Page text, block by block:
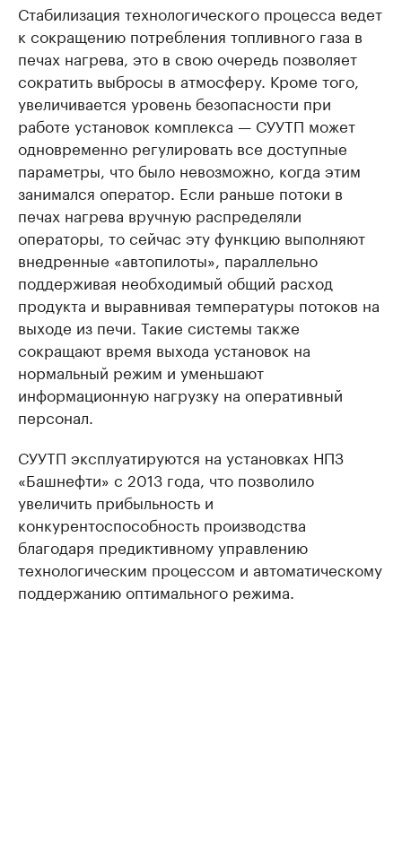
Стабилизация технологического процесса ведет
к сокращению потребления топливного газа в
печах нагрева, это в свою очередь позволяет
сократить выбросы в атмосферу. Кроме того,
увеличивается уровень безопасности при
работе установок комплекса — СУУТП может
одновременно регулировать все доступные
параметры, что было невозможно, когда этим
занимался оператор. Если раньше потоки в
печах нагрева вручную распределяли
операторы, то сейчас эту функцию выполняют
внедренные «автопилоты», параллельно
поддерживая необходимый общий расход
продукта и выравнивая температуры потоков на
выходе из печи. Такие системы также
сокращают время выхода установок на
нормальный режим и уменьшают
информационную нагрузку на оперативный
персонал.
СУУТП эксплуатируются на установках НПЗ
«Башнефти» с 2013 года, что позволило
увеличить прибыльность и
конкурентоспособность производства
благодаря предиктивному управлению
технологическим процессом и автоматическому
поддержанию оптимального режима.